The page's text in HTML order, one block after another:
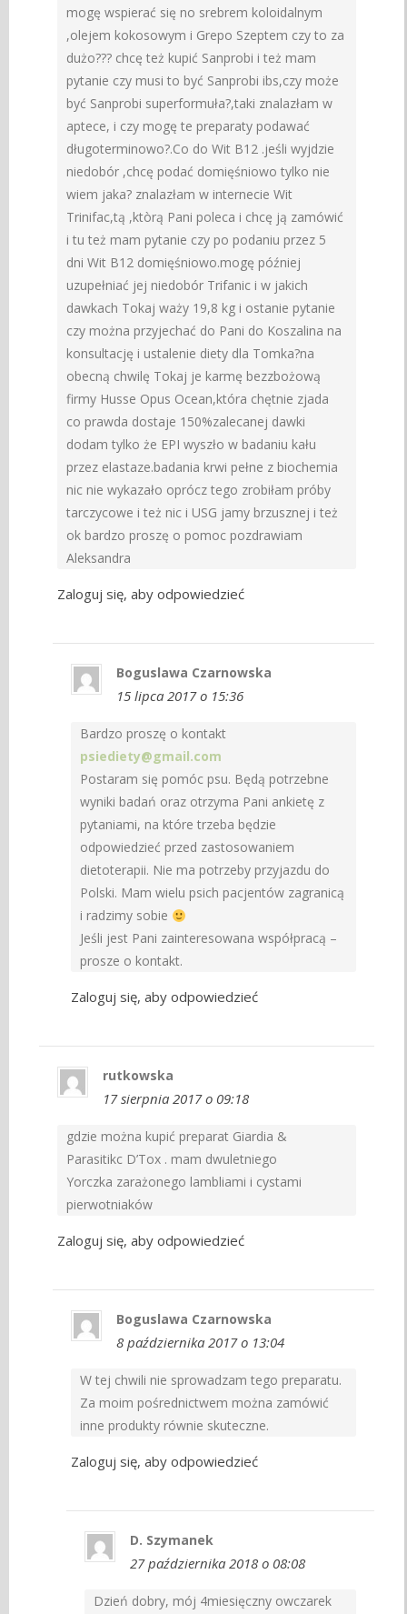
mogę wspierać się no srebrem koloidalnym
,olejem kokosowym i Grepo Szeptem czy to za
dużo??? chcę też kupić Sanprobi i też mam
pytanie czy musi to być Sanprobi ibs,czy może
być Sanprobi superformuła?,taki znalazłam w
aptece, i czy mogę te preparaty podawać
długoterminowo?.Co do Wit B12 .jeśli wyjdzie
niedobór ,chcę podać domięśniowo tylko nie
wiem jaka? znalazłam w internecie Wit
Trinifac,tą ,ktòrą Pani poleca i chcę ją zamówić
i tu też mam pytanie czy po podaniu przez 5
dni Wit B12 domięśniowo.mogę później
uzupełniać jej niedobór Trifanic i w jakich
dawkach Tokaj waży 19,8 kg i ostanie pytanie
czy można przyjechać do Pani do Koszalina na
konsultację i ustalenie diety dla Tomka?na
obecną chwilę Tokaj je karmę bezzbożową
firmy Husse Opus Ocean,która chętnie zjada
co prawda dostaje 150%zalecanej dawki
dodam tylko że EPI wyszło w badaniu kału
przez elastaze.badania krwi pełne z biochemia
nic nie wykazało oprócz tego zrobiłam próby
tarczycowe i też nic i USG jamy brzusznej i też
ok bardzo proszę o pomoc pozdrawiam
Aleksandra
Zaloguj się, aby odpowiedzieć
Boguslawa Czarnowska
15 lipca 2017 o 15:36
Bardzo proszę o kontakt
psiediety@gmail.com
Postaram się pomóc psu. Będą potrzebne
wyniki badań oraz otrzyma Pani ankietę z
pytaniami, na które trzeba będzie
odpowiedzieć przed zastosowaniem
dietoterapii. Nie ma potrzeby przyjazdu do
Polski. Mam wielu psich pacjentów zagranicą
i radzimy sobie
Jeśli jest Pani zainteresowana współpracą –
prosze o kontakt.
Zaloguj się, aby odpowiedzieć
rutkowska
17 sierpnia 2017 o 09:18
gdzie można kupić preparat Giardia &
Parasitikc D’Tox . mam dwuletniego
Yorczka zarażonego lambliami i cystami
pierwotniaków
Zaloguj się, aby odpowiedzieć
Boguslawa Czarnowska
8 października 2017 o 13:04
W tej chwili nie sprowadzam tego preparatu.
Za moim pośrednictwem można zamówić
inne produkty równie skuteczne.
Zaloguj się, aby odpowiedzieć
D. Szymanek
27 października 2018 o 08:08
Dzień dobry, mój 4miesięczny owczarek